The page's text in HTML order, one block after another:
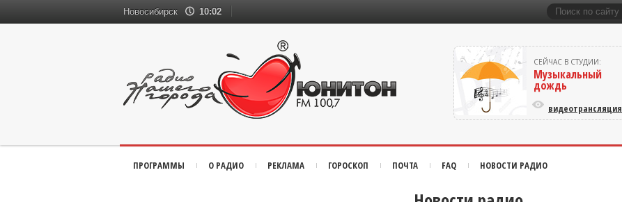
Новосибирск 10:02
СЕЙЧАС В СТУДИИ:
Музыкальный
дождь
видеотрансляция
ПРОГРАММЫ О РАДИО РЕКЛАМА ГОРОСКОП ПОЧТА FAQ НОВОСТИ РАДИО